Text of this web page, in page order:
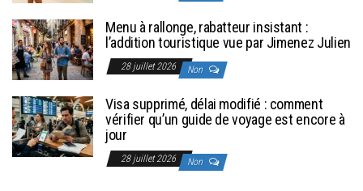
Menu à rallonge, rabatteur insistant :
l’addition touristique vue par Jimenez Julien
28 juillet 2026 Non
Visa supprimé, délai modifié : comment
vérifier qu’un guide de voyage est encore à
jour
28 juillet 2026 Non